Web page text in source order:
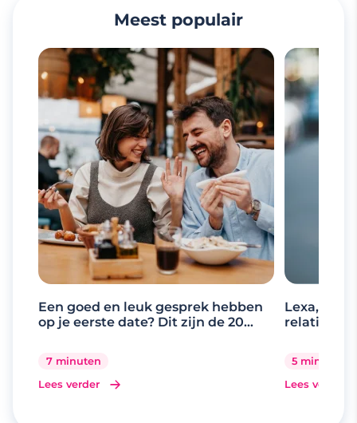
Meest populair
Een goed en leuk gesprek hebben
op je eerste date? Dit zijn de 20
7 minuten
Lees verder
Lexa, de
relaties
5 minuten
Lees verder